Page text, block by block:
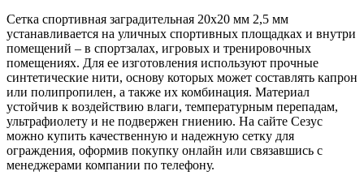
Сетка спортивная заградительная 20х20 мм 2,5 мм
устанавливается на уличных спортивных площадках и внутри
помещений – в спортзалах, игровых и тренировочных
помещениях. Для ее изготовления используют прочные
синтетические нити, основу которых может составлять капрон
или полипропилен, а также их комбинация. Материал
устойчив к воздействию влаги, температурным перепадам,
ультрафиолету и не подвержен гниению. На сайте Сезус
можно купить качественную и надежную сетку для
ограждения, оформив покупку онлайн или связавшись с
менеджерами компании по телефону.